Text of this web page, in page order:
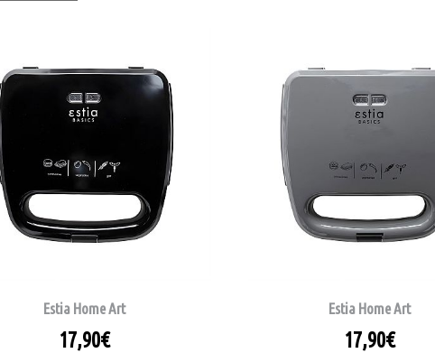
Estia Home Art
17,90€
Estia Home Art
17,90€